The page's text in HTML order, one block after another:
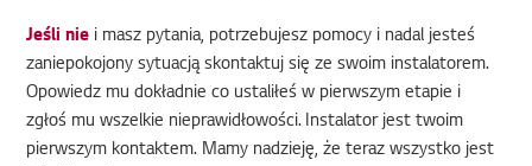
Jeśli nie i masz pytania, potrzebujesz pomocy i nadal jesteś
zaniepokojony sytuacją skontaktuj się ze swoim instalatorem.
Opowiedz mu dokładnie co ustaliłeś w pierwszym etapie i
zgłoś mu wszelkie nieprawidłowości. Instalator jest twoim
pierwszym kontaktem. Mamy nadzieję, że teraz wszystko jest